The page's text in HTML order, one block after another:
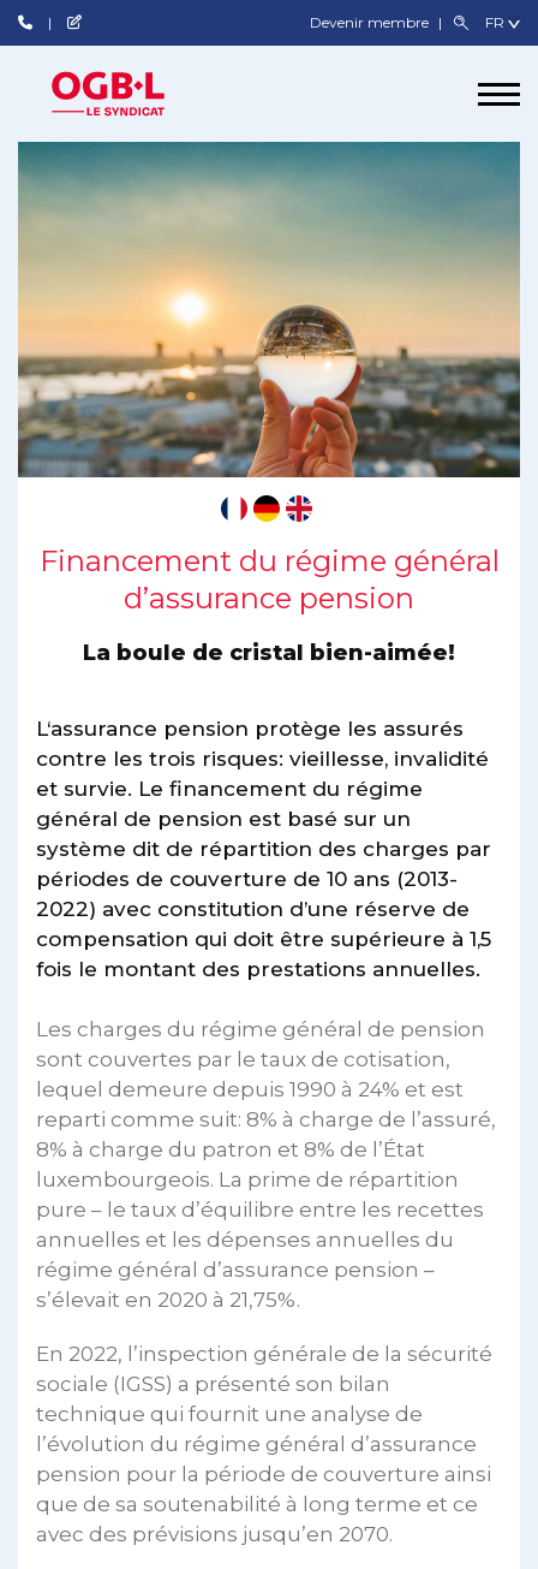
Devenir membre
Financement du régime général
d’assurance pension
La boule de cristal bien-aimée!
L‘assurance pension protège les assurés
contre les trois risques: vieillesse, invalidité
et survie. Le financement du régime
général de pension est basé sur un
système dit de répartition des charges par
périodes de couverture de 10 ans (2013-
2022) avec constitution d’une réserve de
compensation qui doit être supérieure à 1,5
fois le montant des prestations annuelles.
Les charges du régime général de pension
sont couvertes par le taux de cotisation,
lequel demeure depuis 1990 à 24% et est
reparti comme suit: 8% à charge de l’assuré,
8% à charge du patron et 8% de l’État
luxembourgeois. La prime de répartition
pure – le taux d’équilibre entre les recettes
annuelles et les dépenses annuelles du
régime général d’assurance pension –
s’élevait en 2020 à 21,75%.
En 2022, l’inspection générale de la sécurité
sociale (IGSS) a présenté son bilan
technique qui fournit une analyse de
l’évolution du régime général d’assurance
pension pour la période de couverture ainsi
que de sa soutenabilité à long terme et ce
avec des prévisions jusqu’en 2070.